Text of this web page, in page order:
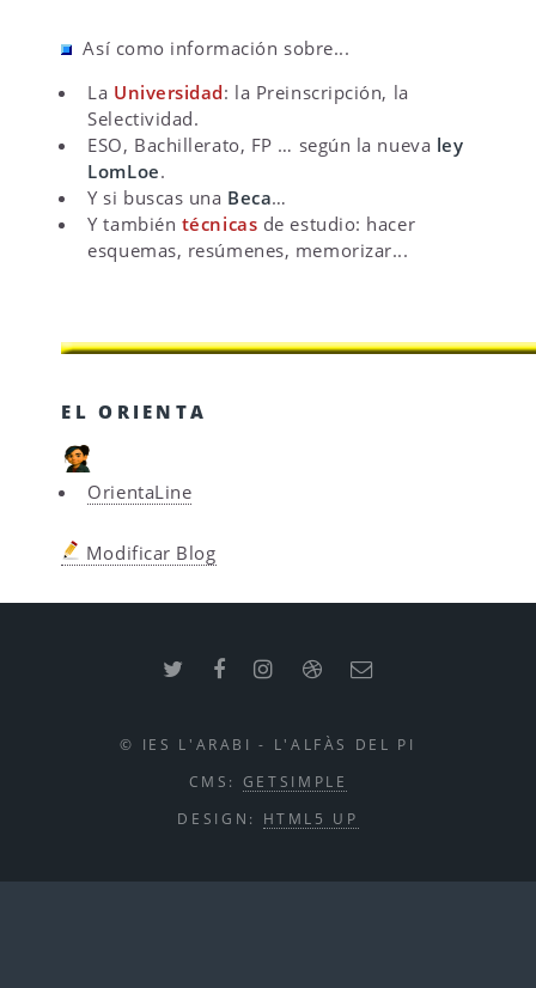
Así como información sobre...
La Universidad: la Preinscripción, la
Selectividad.
ESO, Bachillerato, FP … según la nueva ley
LomLoe.
Y si buscas una Beca…
Y también técnicas de estudio: hacer
esquemas, resúmenes, memorizar...
EL ORIENTA
OrientaLine
Modificar Blog
© IES L'ARABI - L'ALFÀS DEL PI
CMS: GETSIMPLE
DESIGN: HTML5 UP